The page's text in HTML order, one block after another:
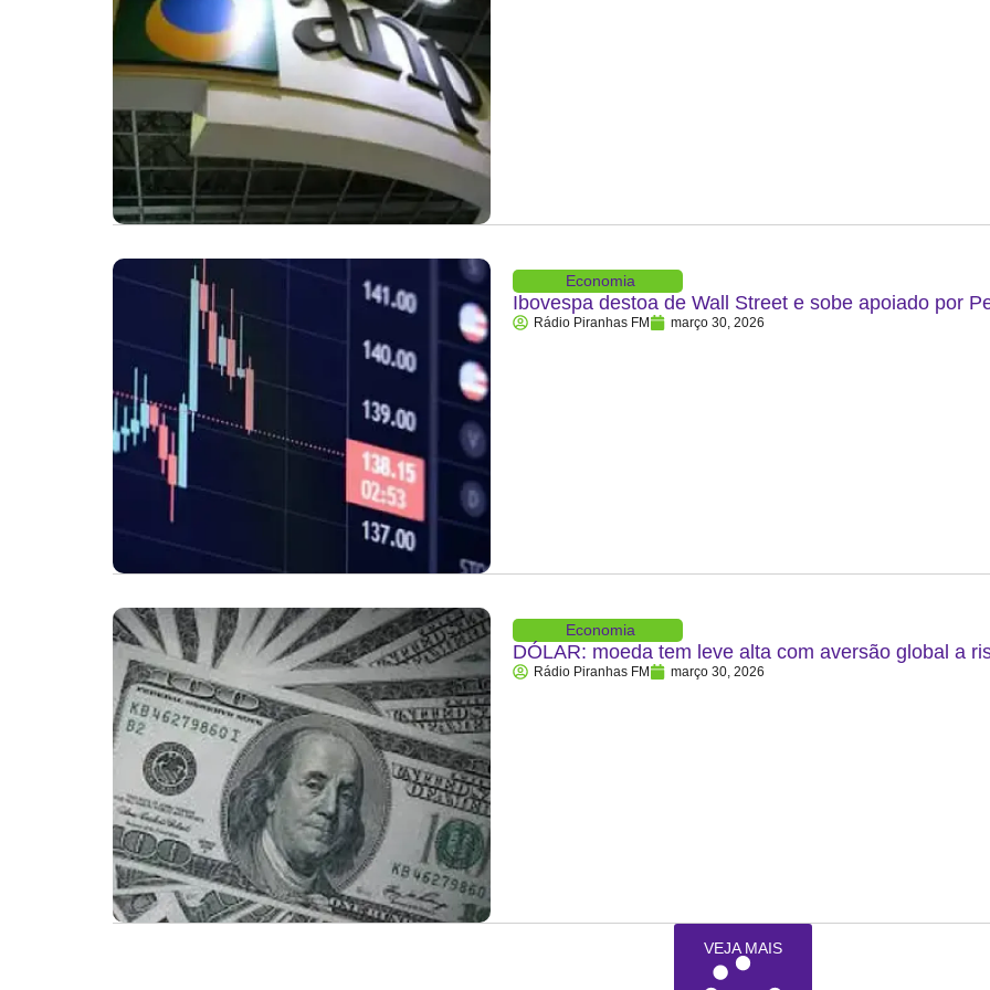
Economia
Ibovespa destoa de Wall Street e sobe apoiado por
Rádio Piranhas FM março 30, 2026
Economia
DÓLAR: moeda tem leve alta com aversão global a
Rádio Piranhas FM março 30, 2026
VEJA MAIS